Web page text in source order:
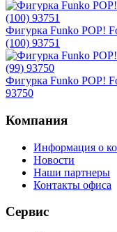
Фигурка Funko POP!
(100) 93751
Фигурка Funko POP!
93750
Компания
Информация о
Новости
Наши партнеры
Контакты офиса
Сервис